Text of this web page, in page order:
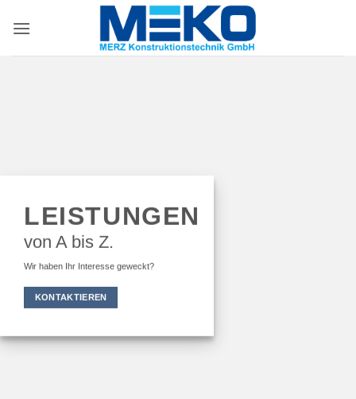
Inhalt
LEISTUNGEN
von A bis Z.
Wir haben Ihr Interesse geweckt?
KONTAKTIEREN